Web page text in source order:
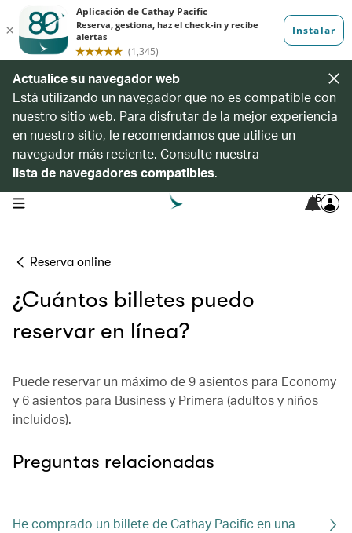
Actualice su navegador web
Está utilizando un navegador que no es compatible con
nuestro sitio web. Para disfrutar de la mejor experiencia
en nuestro sitio, le recomendamos que utilice un
navegador más reciente. Consulte nuestra
lista de navegadores compatibles.
open navigation menu 6
Reserva online
¿Cuántos billetes puedo
reservar en línea?
Puede reservar un máximo de 9 asientos para Economy
y 6 asientos para Business y Primera (adultos y niños
incluidos).
Preguntas relacionadas
He comprado un billete de Cathay Pacific en una